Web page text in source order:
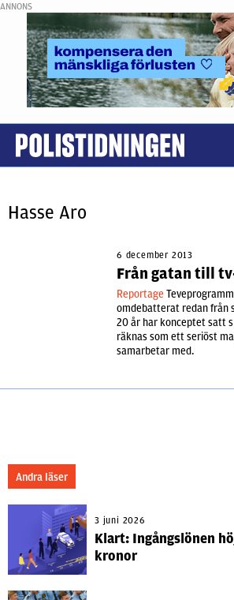
ANNONS
Hasse Aro
6 december 2013
Från gatan till
Reportage
omdebatterat redan från
20 år har konceptet satt
räknas som ett seriöst
samarbetar med.
Andra läser
3 juni 2026
Klart: Ingångslönen
kronor